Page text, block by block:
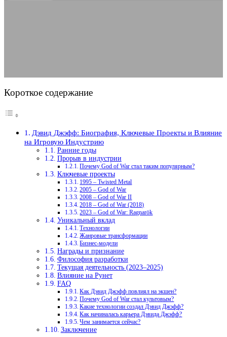
Короткое содержание
Дэвид Джэфф: Биография, Ключевые Проекты и Влияние
на Игровую Индустрию
Ранние годы
Прорыв в индустрии
Почему God of War стал таким популярным?
Ключевые проекты
1995 – Twisted Metal
2005 – God of War
2008 – God of War II
2018 – God of War (2018)
2023 – God of War: Ragnarök
Уникальный вклад
Технологии
Жанровые трансформации
Бизнес-модели
Награды и признание
Философия разработки
Текущая деятельность (2023–2025)
Влияние на Рунет
FAQ
Как Дэвид Джэфф повлиял на экшен?
Почему God of War стал культовым?
Какие технологии создал Дэвид Джэфф?
Как начиналась карьера Дэвида Джэфф?
Чем занимается сейчас?
Заключение